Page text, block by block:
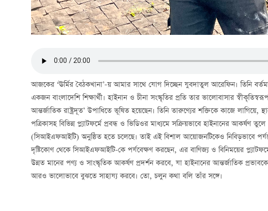
আজকের ‘ঊর্মির বৈঠকখানা’-য় আমার সাথে যোগ দিচ্ছেন যুবদাতুল আরেফিন। তিনি
একজন বাংলাদেশি শিক্ষার্থী। হাইনান ও চীনা সংস্কৃতির প্রতি তার ভালোবাসার
আন্তর্জাতিক রাষ্ট্রদূত’ উপাধিতে ভূষিত হয়েছেন। তিনি তারুণ্যের শক্তিকে কাজে লাগিয়ে,
পত্রিকাসহ বিভিন্ন প্ল্যাটফর্মে প্রবন্ধ ও ভিডিওর মাধ্যমে সক্রিয়ভাবে হাইনানের আকর্ষণ
(সিআইএফআইটি) অনুষ্ঠিত হতে চলেছে। তাই এই বিশাল আয়োজনটিকেও নিবিড়ভাবে
দৃষ্টিকোণ থেকে সিআইএফআইটি-কে পর্যবেক্ষণ করছেন, এর বাণিজ্য ও বিনিময়ের
উন্নত মানের পণ্য ও সাংস্কৃতিক আকর্ষণ প্রদর্শন করবে, যা হাইনানের আন্তর্জাতিক
আরও ভালোভাবে বুঝতে সাহায্য করবে। তো, চলুন কথা বলি তাঁর সঙ্গে।